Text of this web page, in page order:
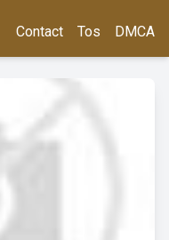
Contact Tos DMCA